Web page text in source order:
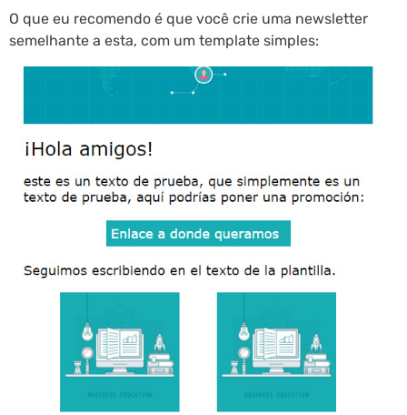
O que eu recomendo é que você crie uma newsletter
semelhante a esta, com um template simples: